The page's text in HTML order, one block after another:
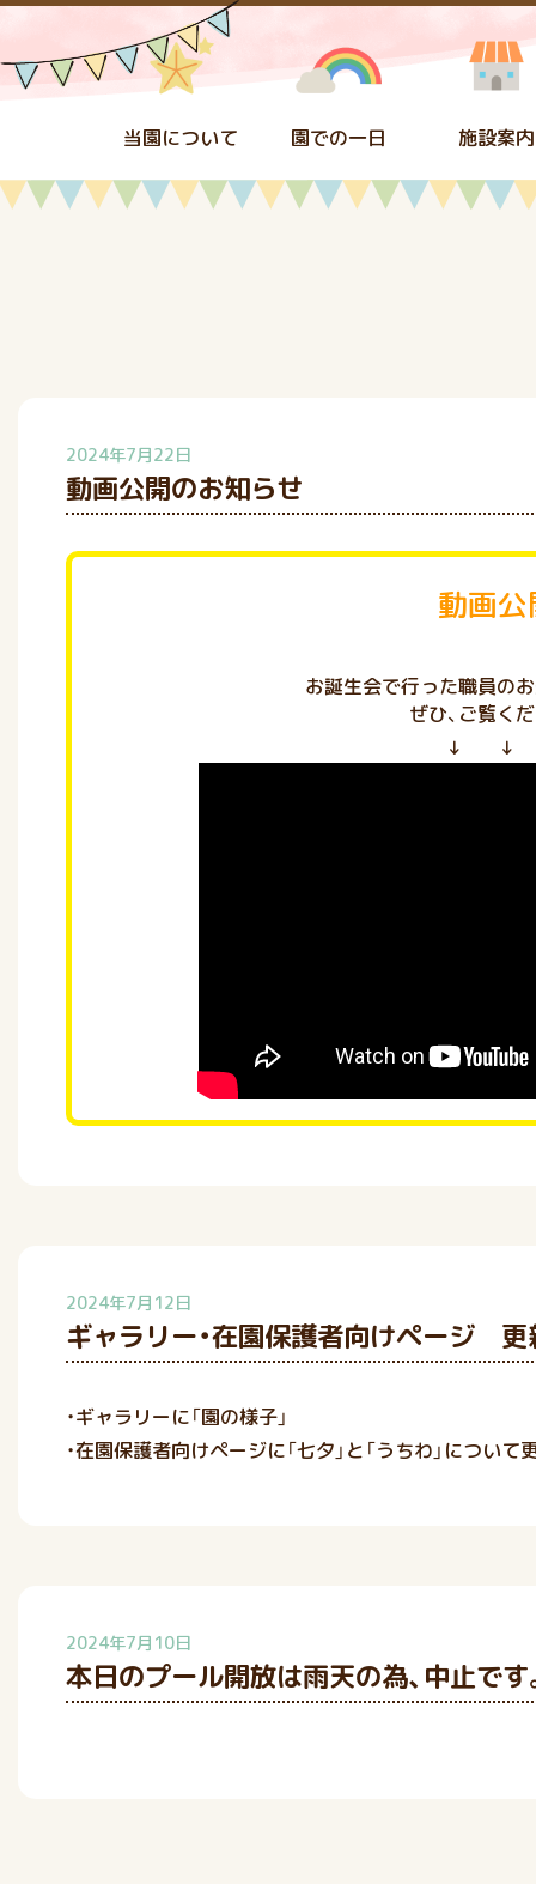
当園について 園での一日 施設案内
2024年7月22日
動画公開のお知らせ
動画
お誕生会で行った職員の
ぜひ、ご覧く
↓ ↓
2024年7月12日
ギャラリー・在園保護者向けページ
・ギャラリーに「園の様子」
・在園保護者向けページに「七夕」と「うちわ」について
2024年7月10日
本日のプール開放は雨天の為、中止です